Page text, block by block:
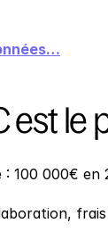
le
100 000€ en